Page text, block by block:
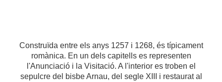
Construïda entre els anys 1257 i 1268, és típicament
romànica. En un dels capitells es representen
l'Anunciació i la Visitació. A l'interior es troben el
sepulcre del bisbe Arnau, del segle XIII i restaurat al